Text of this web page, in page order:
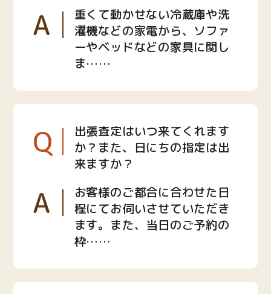
A
重くて動かせない冷蔵庫や洗
濯機などの家電から、ソファ
ーやベッドなどの家具に関し
ま……
Q
出張査定はいつ来てくれます
か？また、日にちの指定は出
来ますか？
A
お客様のご都合に合わせた日
程にてお伺いさせていただき
ます。また、当日のご予約の
枠……